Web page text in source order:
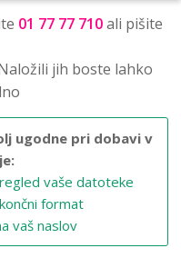
01 77 77 710ali pišite
jih boste lahko
ugodne pri dobavi v
vaše datoteke
format
vaš naslov